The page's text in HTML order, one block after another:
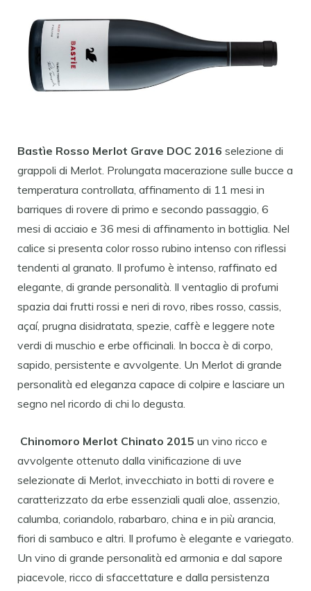
Bastìe Rosso Merlot Grave DOC 2016 selezione di
grappoli di Merlot. Prolungata macerazione sulle bucce a
temperatura controllata, affinamento di 11 mesi in
barriques di rovere di primo e secondo passaggio, 6
mesi di acciaio e 36 mesi di affinamento in bottiglia. Nel
calice si presenta color rosso rubino intenso con riflessi
tendenti al granato. Il profumo è intenso, raffinato ed
elegante, di grande personalità. Il ventaglio di profumi
spazia dai frutti rossi e neri di rovo, ribes rosso, cassis,
açaí, prugna disidratata, spezie, caffè e leggere note
verdi di muschio e erbe officinali. In bocca è di corpo,
sapido, persistente e avvolgente. Un Merlot di grande
personalità ed eleganza capace di colpire e lasciare un
segno nel ricordo di chi lo degusta.
Chinomoro Merlot Chinato 2015 un vino ricco e
avvolgente ottenuto dalla vinificazione di uve
selezionate di Merlot, invecchiato in botti di rovere e
caratterizzato da erbe essenziali quali aloe, assenzio,
calumba, coriandolo, rabarbaro, china e in più arancia,
fiori di sambuco e altri. Il profumo è elegante e variegato.
Un vino di grande personalità ed armonia e dal sapore
piacevole, ricco di sfaccettature e dalla persistenza